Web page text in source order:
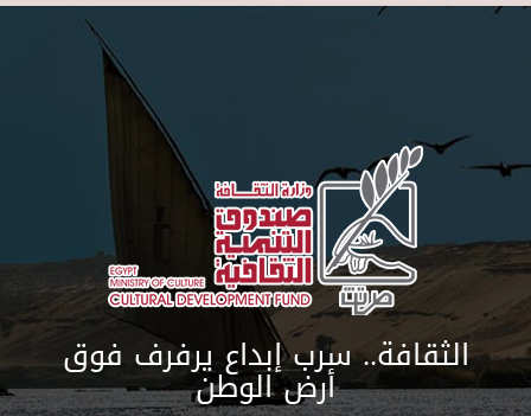
Skip to main content
الثقافة.. سرب إبداع يرفرف فوق
أرض الوطن